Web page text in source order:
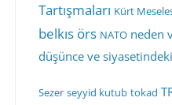
Tartışmaları Kürt
belkıs örs NATO neden
düşünce ve
Sezer seyyid kutub tokad